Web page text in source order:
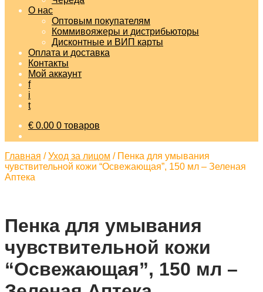
О нас
Оптовым покупателям
Коммивояжеры и дистрибьюторы
Дисконтные и ВИП карты
Оплата и доставка
Контакты
Мой аккаунт
f
i
t
€ 0.00 0 товаров
Главная /Уход за лицом / Пенка для умывания
чувствительной кожи “Освежающая”, 150 мл – Зеленая
Аптека
Пенка для умывания
чувствительной кожи
“Освежающая”, 150 мл –